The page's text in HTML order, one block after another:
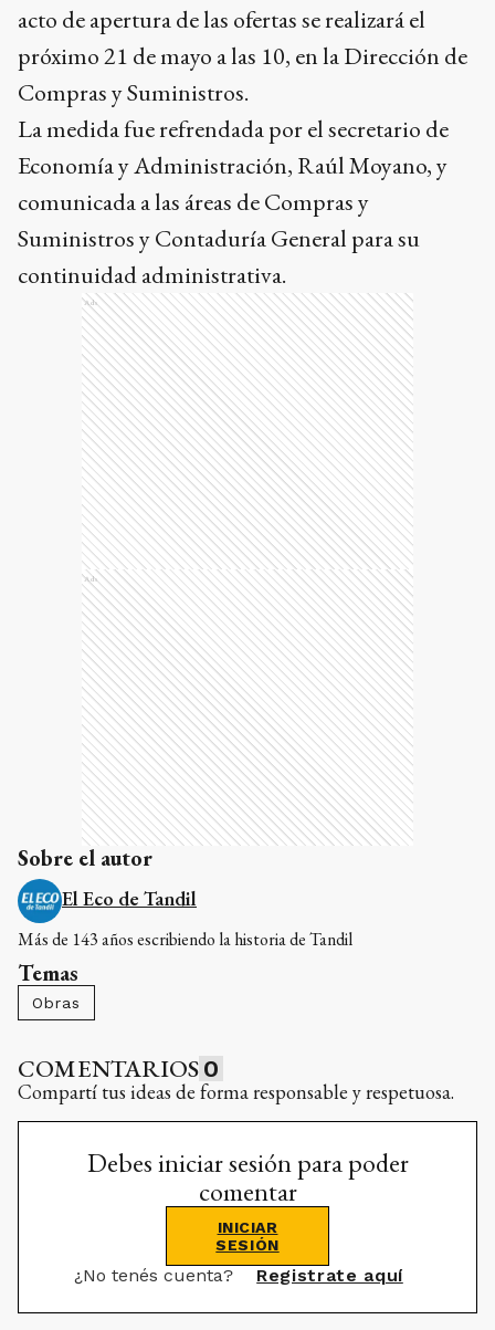
acto de apertura de las ofertas se realizará el
próximo 21 de mayo a las 10, en la Dirección de
Compras y Suministros.
La medida fue refrendada por el secretario de
Economía y Administración, Raúl Moyano, y
comunicada a las áreas de Compras y
Suministros y Contaduría General para su
continuidad administrativa.
Ads
Ads
Sobre el autor
El Eco de Tandil
Más de 143 años escribiendo la historia de Tandil
Temas
Obras
COMENTARIOS 0
Compartí tus ideas de forma responsable y respetuosa.
Debes iniciar sesión para poder
comentar
INICIAR
SESIÓN
¿No tenés cuenta? Registrate aquí